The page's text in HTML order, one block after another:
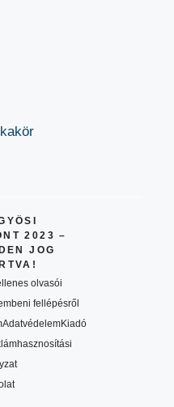
2023 –
JOG
olvasói
fellépésről
AdatvédelemKiadó